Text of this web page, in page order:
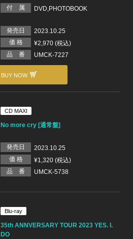
付 属
DVD,PHOTOBOOK
発売日
2023.10.25
価 格
¥2,970 (税込)
品 番
UMCK-7227
BUY NOW
CD MAXI
No more cry [通常盤]
発売日
2023.10.25
価 格
¥1,320 (税込)
品 番
UMCK-5738
Blu-ray
35th ANNVERSARY TOUR 2023 YES. I.
DO